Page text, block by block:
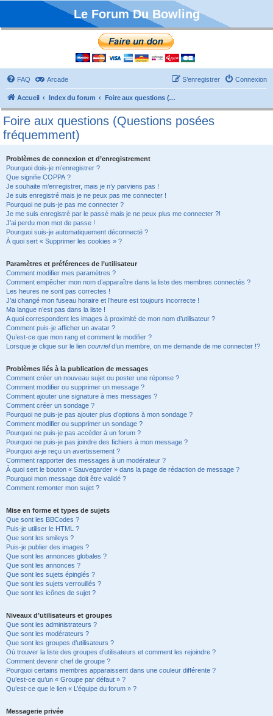
Le Forum Du Bowling
FAQ Arcade Connexion
S’enregistrer
Accueil Index du forum Foire aux questions (Questions posées fréquemment)
Foire aux questions (Questions posées
fréquemment)
Problèmes de connexion et d’enregistrement
Pourquoi dois-je m’enregistrer ?
Que signifie COPPA ?
Je souhaite m’enregistrer, mais je n’y parviens pas !
Je suis enregistré mais je ne peux pas me connecter !
Pourquoi ne puis-je pas me connecter ?
Je me suis enregistré par le passé mais je ne peux plus me connecter ?!
J’ai perdu mon mot de passe !
Pourquoi suis-je automatiquement déconnecté ?
À quoi sert « Supprimer les cookies » ?
Paramètres et préférences de l’utilisateur
Comment modifier mes paramètres ?
Comment empêcher mon nom d’apparaître dans la liste des membres connectés ?
Les heures ne sont pas correctes !
J’ai changé mon fuseau horaire et l’heure est toujours incorrecte !
Ma langue n’est pas dans la liste !
A quoi correspondent les images à proximité de mon nom d’utilisateur ?
Comment puis-je afficher un avatar ?
Qu’est-ce que mon rang et comment le modifier ?
Lorsque je clique sur le lien courrield’un membre, on me demande de me connecter !?
Problèmes liés à la publication de messages
Comment créer un nouveau sujet ou poster une réponse ?
Comment modifier ou supprimer un message ?
Comment ajouter une signature à mes messages ?
Comment créer un sondage ?
Pourquoi ne puis-je pas ajouter plus d’options à mon sondage ?
Comment modifier ou supprimer un sondage ?
Pourquoi ne puis-je pas accéder à un forum ?
Pourquoi ne puis-je pas joindre des fichiers à mon message ?
Pourquoi ai-je reçu un avertissement ?
Comment rapporter des messages à un modérateur ?
À quoi sert le bouton « Sauvegarder » dans la page de rédaction de message ?
Pourquoi mon message doit être validé ?
Comment remonter mon sujet ?
Mise en forme et types de sujets
Que sont les BBCodes ?
Puis-je utiliser le HTML ?
Que sont les smileys ?
Puis-je publier des images ?
Que sont les annonces globales ?
Que sont les annonces ?
Que sont les sujets épinglés ?
Que sont les sujets verrouillés ?
Que sont les icônes de sujet ?
Niveaux d’utilisateurs et groupes
Que sont les administrateurs ?
Que sont les modérateurs ?
Que sont les groupes d’utilisateurs ?
Où trouver la liste des groupes d’utilisateurs et comment les rejoindre ?
Comment devenir chef de groupe ?
Pourquoi certains membres apparaissent dans une couleur différente ?
Qu’est-ce qu’un « Groupe par défaut » ?
Qu’est-ce que le lien « L’équipe du forum » ?
Messagerie privée